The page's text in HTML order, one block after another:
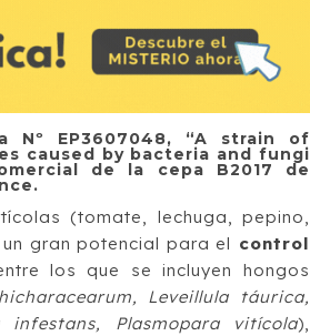
Nº EP3607048, “A strain of
caused by bacteria and fungi
de la cepa B2017 de
(tomate, lechuga, pepino,
gran potencial para el control
los que se incluyen hongos
Leveillula táurica,
infestans, Plasmopara vitícola),